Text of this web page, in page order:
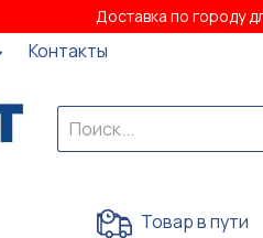
Доставка по городу
Контакты
Товар в пути